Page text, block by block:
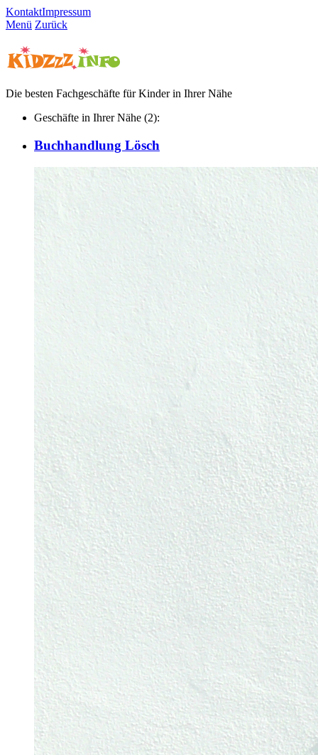
KontaktImpressum
Menü Zurück
Die besten Fachgeschäfte für Kinder in Ihrer Nähe
Geschäfte in Ihrer Nähe (2):
Buchhandlung Lösch